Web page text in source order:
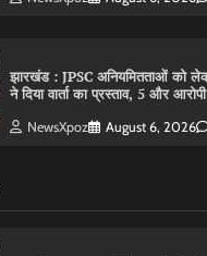
झारखंड : JPSC अनियमितताओं को
ने दिया वार्ता का प्रस्ताव, 5 और
NewsXpoz August 6, 2026